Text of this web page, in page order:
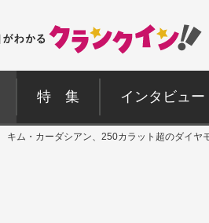
特 集 インタビュー
キム・カーダシアン、250カラット超のダイ